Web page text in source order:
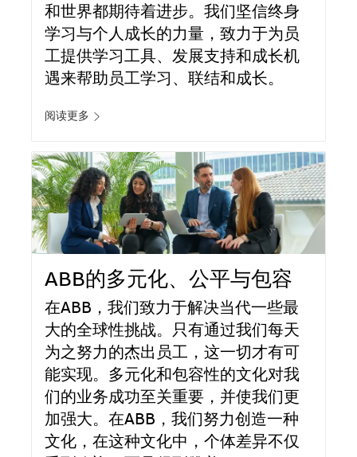
和世界都期待着进步。我们坚信终身
学习与个人成长的力量，致力于为员
工提供学习工具、发展支持和成长机
遇来帮助员工学习、联结和成长。
阅读更多
ABB的多元化、公平与包容
在ABB，我们致力于解决当代一些最
大的全球性挑战。只有通过我们每天
为之努力的杰出员工，这一切才有可
能实现。多元化和包容性的文化对我
们的业务成功至关重要，并使我们更
加强大。在ABB，我们努力创造一种
文化，在这种文化中，个体差异不仅